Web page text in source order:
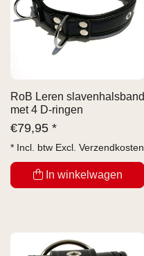
RoB Leren slavenhalsband
met 4 D-ringen
€79,95 *
* Incl. btw Excl. Verzendkosten
In winkelwagen